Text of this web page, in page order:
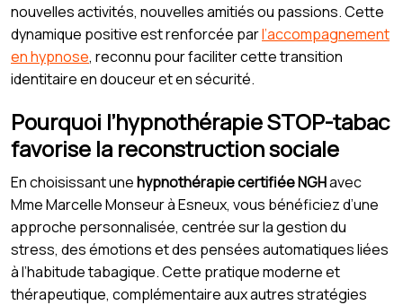
nouvelles activités, nouvelles amitiés ou passions. Cette
dynamique positive est renforcée parl’accompagnement
en hypnose, reconnu pour faciliter cette transition
identitaire en douceur et en sécurité.
Pourquoi l’hypnothérapie STOP-tabac
favorise la reconstruction sociale
En choisissant unehypnothérapie certifiée NGHavec
Mme Marcelle Monseur à Esneux, vous bénéficiez d’une
approche personnalisée, centrée sur la gestion du
stress, des émotions et des pensées automatiques liées
à l’habitude tabagique. Cette pratique moderne et
thérapeutique, complémentaire aux autres stratégies